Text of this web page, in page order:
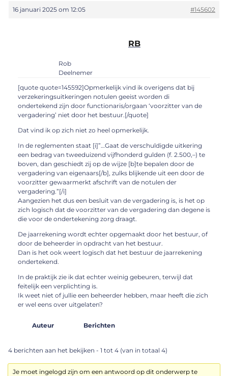
16 januari 2025 om 12:05 #145602
RB
Rob
Deelnemer
[quote quote=145592]Opmerkelijk vind ik overigens dat bij
verzekeringsuitkeringen notulen geeist worden di
ondertekend zijn door functionaris/orgaan ‘voorzitter van de
vergadering’ niet door het bestuur.[/quote]
Dat vind ik op zich niet zo heel opmerkelijk.
In de reglementen staat [i]”…Gaat de verschuldigde uitkering
een bedrag van tweeduizend vijfhonderd gulden (f. 2.500,–) te
boven, dan geschiedt zij op de wijze [b]te bepalen door de
vergadering van eigenaars[/b], zulks blijkende uit een door de
voorzitter gewaarmerkt afschrift van de notulen der
vergadering.”[/i]
Aangezien het dus een besluit van de vergadering is, is het op
zich logisch dat de voorzitter van de vergadering dan degene is
die voor de ondertekening zorg draagt.
De jaarrekening wordt echter opgemaakt door het bestuur, of
door de beheerder in opdracht van het bestuur.
Dan is het ook weert logisch dat het bestuur de jaarrekening
ondertekend.
In de praktijk zie ik dat echter weinig gebeuren, terwijl dat
feitelijk een verplichting is.
Ik weet niet of jullie een beheerder hebben, maar heeft die zich
er wel eens over uitgelaten?
Auteur Berichten
4 berichten aan het bekijken - 1 tot 4 (van in totaal 4)
Je moet ingelogd zijn om een antwoord op dit onderwerp te